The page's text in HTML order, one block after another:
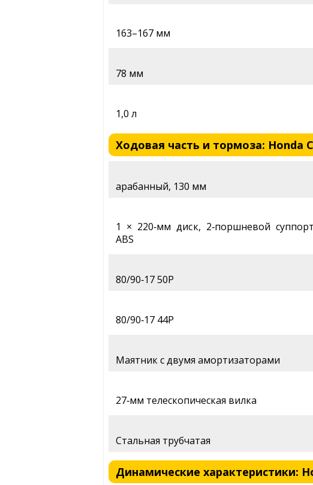
163–167 мм
78 мм
1,0 л
Ходовая часть и тормоза: Honda
арабанный, 130 мм
1 × 220‑мм диск, 2‑поршневой
ABS
80/90‑17 50P
80/90‑17 44P
Маятник с двумя амортизаторами
27‑мм телескопическая вилка
Стальная трубчатая
Динамические характеристики: